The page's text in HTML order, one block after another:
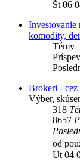
Št 06
Investovanie
komodity,
Témy
Brokeri - cez
Výber,
318
8657
od
Ut 04